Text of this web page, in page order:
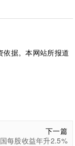
依据。本网站所报道
下一篇
每股收益年升2.5%